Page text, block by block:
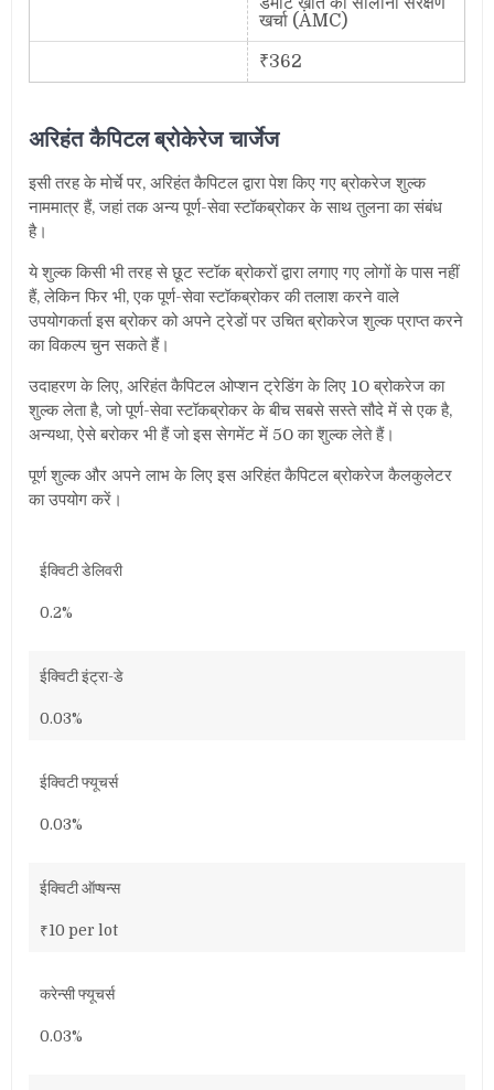
खर्चा (AMC)
₹362
अरिहंतकैपिटल ब्रोकेरेज चार्जेज
इसी तरह के मोर्चे पर,अरिहंत कैपिटल द्वारा पेश किए गए ब्रोकरेज शुल्क
नाममात्र हैं,जहां तक ​​अन्य पूर्ण-सेवा स्टॉकब्रोकर के साथ तुलना का संबंध
है।
ये शुल्क किसी भी तरह से छूट स्टॉक ब्रोकरों द्वारा लगाए गए लोगों के पास नहीं
हैं,लेकिन फिर भी,एक पूर्ण-सेवा स्टॉकब्रोकर की तलाश करने वाले
उपयोगकर्ता इस ब्रोकर को अपने ट्रेडों पर उचित ब्रोकरेज शुल्क प्राप्त करने
का विकल्प चुन सकते हैं।
उदाहरण के लिए,अरिहंत कैपिटल ओप्शन ट्रेडिंग के लिए 10 ब्रोकरेज का
शुल्क लेता है,जो पूर्ण-सेवा स्टॉकब्रोकर के बीच सबसे सस्ते सौदे में से एक है,
अन्यथा,ऐसे बरोकर भी हैं जो इस सेगमेंट में 50 का शुल्क लेते हैं।
पूर्ण शुल्क और अपने लाभ के लिए इस अरिहंत कैपिटल ब्रोकरेज कैलकुलेटर
का उपयोग करें।
ईक्विटी डेलिवरी
0.2%
ईक्विटी इंट्रा-डे
0.03%
ईक्विटी फ्यूचर्स
0.03%
ईक्विटी ऑप्षन्स
₹10 per lot
करेन्सी फ्यूचर्स
0.03%